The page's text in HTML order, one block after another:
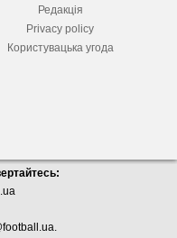
Редакція
Privacy policy
Користувацька угода
.